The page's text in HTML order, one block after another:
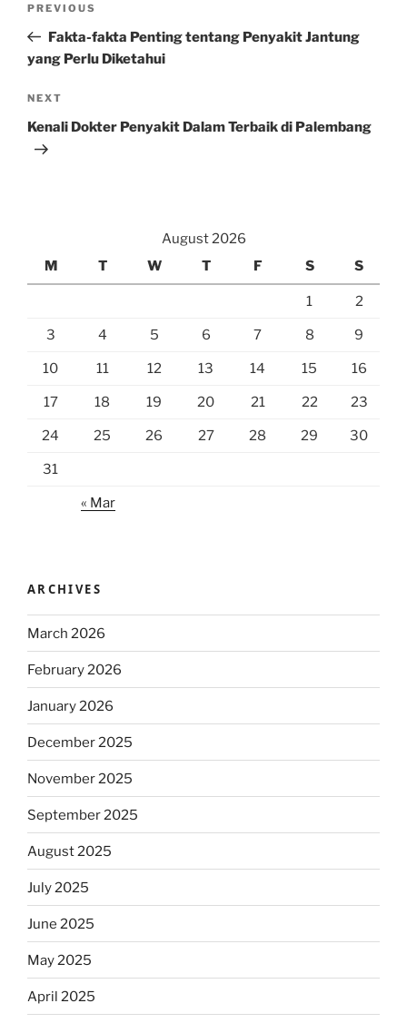
Previous
Post
PREVIOUS
Fakta-fakta Penting tentang Penyakit Jantung
yang Perlu Diketahui
Next
Post
NEXT
Kenali Dokter Penyakit Dalam Terbaik di Palembang
August 2026
M
T W T F S S
1 2
3 4 5 6 7 8 9
10 11 12 13 14 15 16
17 18 19 20 21 22 23
24 25 26 27 28 29 30
31
« Mar
ARCHIVES
March 2026
February 2026
January 2026
December 2025
November 2025
September 2025
August 2025
July 2025
June 2025
May 2025
April 2025